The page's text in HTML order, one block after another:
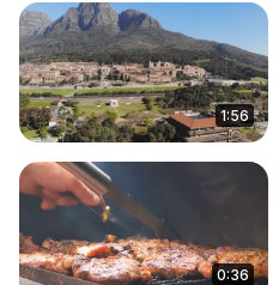
1:56
0:36